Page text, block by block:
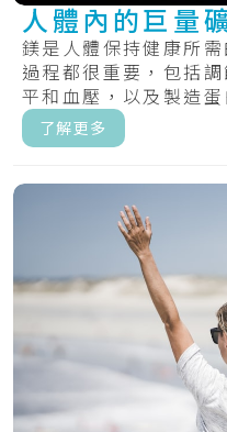
人體內的巨量
鎂是人體保持健康所
過程都很重要，包括
平和血壓，以及製造
了解更多